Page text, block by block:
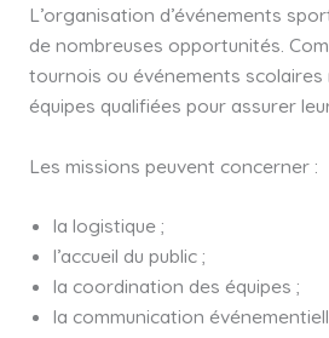
L’organisation d’événements
de nombreuses opportunités.
tournois ou événements
équipes qualifiées pour assurer
Les missions peuvent concerner :
la logistique ;
l’accueil du public ;
la coordination des équipes ;
la communication